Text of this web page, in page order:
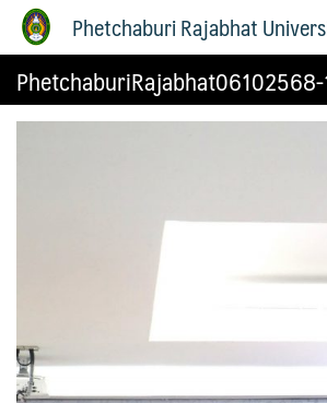
Phetchaburi Rajabhat
PhetchaburiRajabhat06102568-